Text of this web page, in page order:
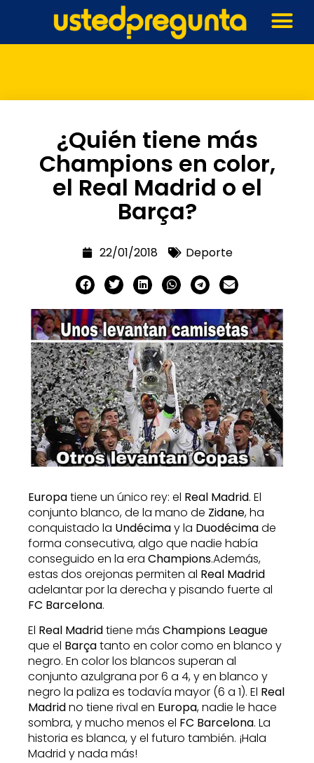
¿Quién tiene más
Champions en color,
el Real Madrid o el
Barça?
22/01/2018 Deporte
Europatiene un único rey: el Real Madrid. El
conjunto blanco, de la mano de Zidane, ha
conquistado la Undécimay la Duodécimade
forma consecutiva, algo que nadie había
conseguido en la era Champions.Además,
estas dos orejonas permiten al Real Madrid
adelantar por la derecha y pisando fuerte al
FC Barcelona.
El Real Madridtiene más Champions League
que el Barçatanto en color como en blanco y
negro. En color los blancos superan al
conjunto azulgrana por 6 a 4, y en blanco y
negro la paliza es todavía mayor (6 a 1). El Real
Madridno tiene rival en Europa, nadie le hace
sombra, y mucho menos el FC Barcelona. La
historia es blanca, y el futuro también. ¡Hala
Madrid y nada más!